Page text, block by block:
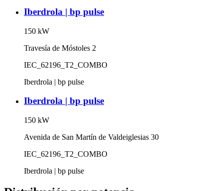
Iberdrola | bp pulse
150 kW
Travesía de Móstoles 2
IEC_62196_T2_COMBO
Iberdrola | bp pulse
Iberdrola | bp pulse
150 kW
Avenida de San Martín de Valdeiglesias 30
IEC_62196_T2_COMBO
Iberdrola | bp pulse